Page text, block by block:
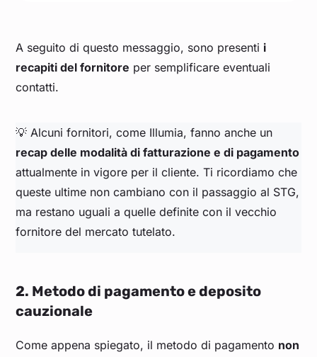
A seguito di questo messaggio, sono presenti i
recapiti del fornitore per semplificare eventuali
contatti.
💡 Alcuni fornitori, come Illumia, fanno anche un
recap delle modalità di fatturazione e di pagamento
attualmente in vigore per il cliente. Ti ricordiamo che
queste ultime non cambiano con il passaggio al STG,
ma restano uguali a quelle definite con il vecchio
fornitore del mercato tutelato.
2. Metodo di pagamento e deposito
cauzionale
Come appena spiegato, il metodo di pagamento non